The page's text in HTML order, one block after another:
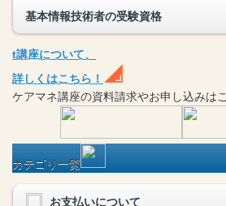
基本情報技術者の受験資格
t講座について、
詳しくはこちら！
ケアマネ講座の資料請求やお申し込みは
カテゴリ一覧
お支払いについて